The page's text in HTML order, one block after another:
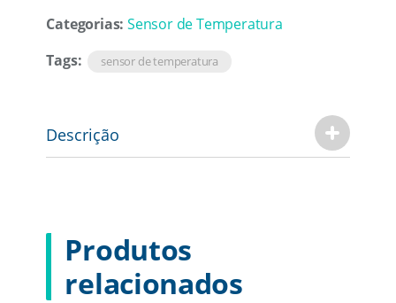
Categorias: Sensor de Temperatura
Tags:
sensor de temperatura
Descrição
Produtos
relacionados